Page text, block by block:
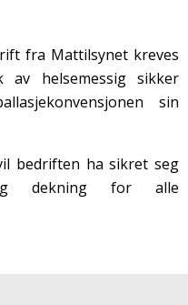
fra Mattilsynet kreves
helsemessig sikker
sin
bedriften ha sikret seg
dekning for alle